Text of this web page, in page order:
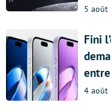
5 août
Fini
4 août